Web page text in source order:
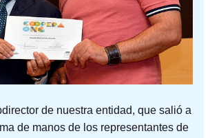
de nuestra entidad, que salió a
de manos de los representantes de